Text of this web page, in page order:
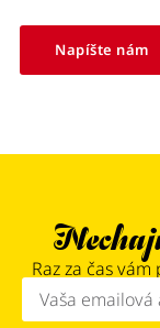
Napíšte nám
Raz za čas